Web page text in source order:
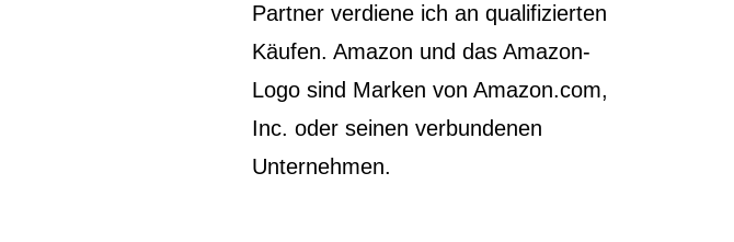
Partner verdiene ich an qualifizierten
Käufen. Amazon und das Amazon-
Logo sind Marken von Amazon.com,
Inc. oder seinen verbundenen
Unternehmen.